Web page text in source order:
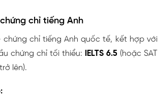
chỉ tiếng Anh
chỉ tiếng Anh quốc tế, kết hợp với
chứng chỉ tối thiểu:
IELTS 6.5 (hoặc SAT
lên).